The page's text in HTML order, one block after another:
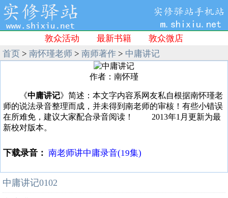
敦众活动 最新书籍
敦众微店
首页 > 南怀瑾老师 > 南师著作 > 中庸讲记
作者：南怀瑾
《中庸讲记》简述：本文字内容系网友私自根据南怀瑾老
师的说法录音整理而成，并未得到南老师的审核！有些小错误
在所难免，建议大家配合录音阅读！ 2013年1月更新为最
新校对版本。
下载录音： 南老师讲中庸录音(19集)
中庸讲记0102